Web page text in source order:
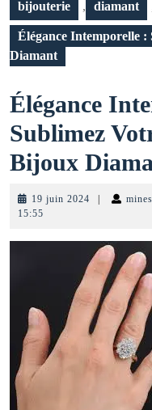
bijouterie , diamant
Élégance Intemporelle :
Diamant
Élégance
Sublimez
Bijoux
19 juin 2024 19
15:55